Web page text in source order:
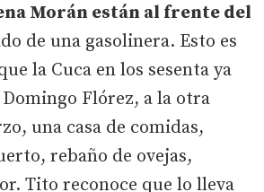
Morán están al frente del
de una gasolinera. Esto es
la Cuca en los sesenta ya
Flórez, a la otra
una casa de comidas,
rebaño de ovejas,
Tito reconoce que lo lleva